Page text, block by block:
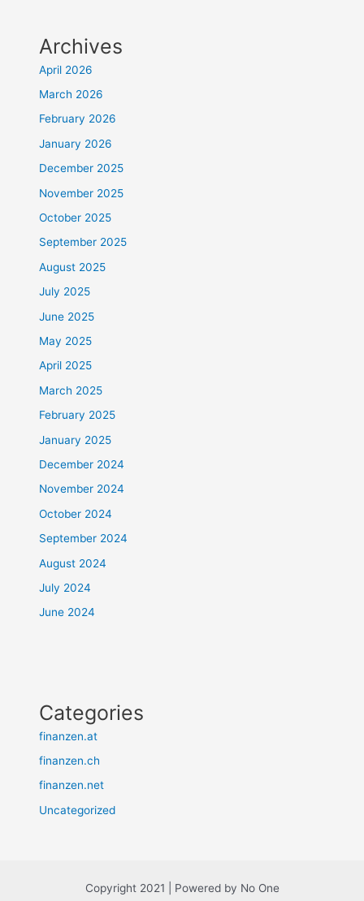
Archives
April 2026
March 2026
February 2026
January 2026
December 2025
November 2025
October 2025
September 2025
August 2025
July 2025
June 2025
May 2025
April 2025
March 2025
February 2025
January 2025
December 2024
November 2024
October 2024
September 2024
August 2024
July 2024
June 2024
Categories
finanzen.at
finanzen.ch
finanzen.net
Uncategorized
Copyright 2021 | Powered by No One